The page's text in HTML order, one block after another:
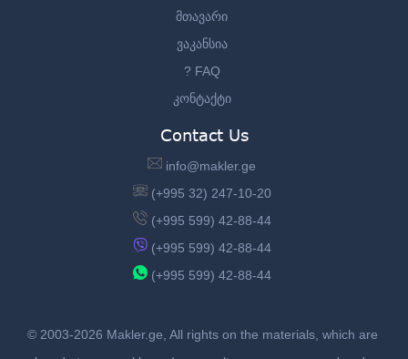
მთავარი
ვაკანსია
? FAQ
კონტაქტი
Contact Us
info@makler.ge
(+995 32) 247-10-20
(+995 599) 42-88-44
(+995 599) 42-88-44
(+995 599) 42-88-44
© 2003-2026 Makler.ge, All rights on the materials, which are